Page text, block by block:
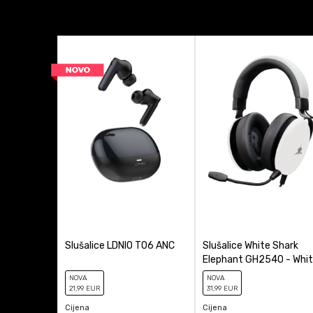
Anti-spam zaštita -
Konektor
Način povezivanja
Osvetljenje
Platforma
Tip Slušalica
Slušalice LDNIO T06 ANC
NOVA
21,99 EUR
Cijena
Slušalice White Shark
Elephant GH2540 -
NOVA
31,99 EUR
Cijena